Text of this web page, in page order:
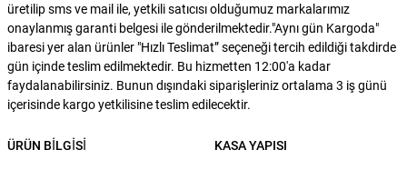
üretilip sms ve mail ile, yetkili satıcısı olduğumuz markalarımız
onaylanmış garanti belgesi ile gönderilmektedir."Aynı gün Kargoda"
ibaresi yer alan ürünler "Hızlı Teslimat” seçeneği tercih edildiği takdirde
gün içinde teslim edilmektedir. Bu hizmetten 12:00'a kadar
faydalanabilirsiniz. Bunun dışındaki siparişleriniz ortalama 3 iş günü
içerisinde kargo yetkilisine teslim edilecektir.
ÜRÜN BILGISI KASA YAPISI